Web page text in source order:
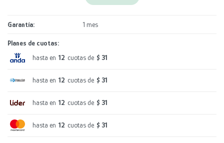
Garantía 1 mes
Planes de cuotas:
hasta en 12 cuotas de $ 31
hasta en 12 cuotas de $ 31
hasta en 12 cuotas de $ 31
hasta en 12 cuotas de $ 31